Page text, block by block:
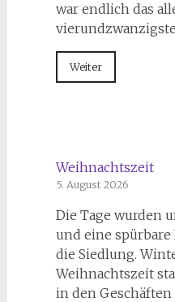
war endlich das
Weiter
Weihnachtszeit
5. August 2026
Die Tage wurden
und eine
die Siedlung.
Weihnachtszeit
in den